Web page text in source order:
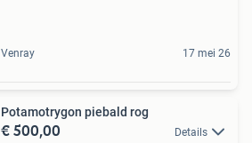
Venray 17 mei 26
Potamotrygon piebald rog
€ 500,00 Details